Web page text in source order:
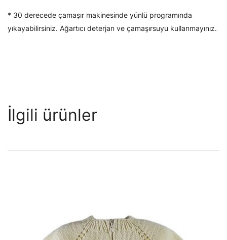
* 30 derecede çamaşır makinesinde yünlü programında
yıkayabilirsiniz. Ağartıcı deterjan ve çamaşırsuyu kullanmayınız.
İlgili ürünler